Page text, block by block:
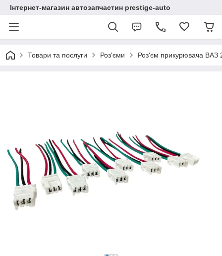
Інтернет-магазин автозапчастин prestige-auto
Товари та послуги Роз'єми Роз'єм прикурювача ВАЗ